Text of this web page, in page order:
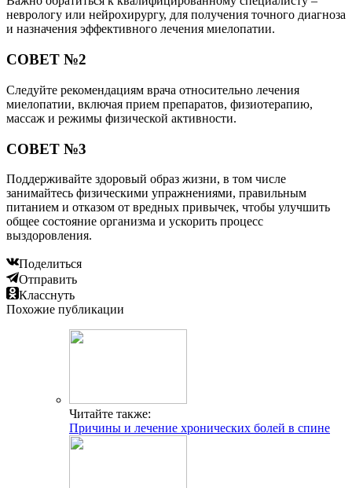
неврологу или нейрохирургу, для получения точного диагноза
и назначения эффективного лечения миелопатии.
СОВЕТ №2
Следуйте рекомендациям врача относительно лечения
миелопатии, включая прием препаратов, физиотерапию,
массаж и режимы физической активности.
СОВЕТ №3
Поддерживайте здоровый образ жизни, в том числе
занимайтесь физическими упражнениями, правильным
питанием и отказом от вредных привычек, чтобы улучшить
общее состояние организма и ускорить процесс
выздоровления.
Поделиться
Отправить
Класснуть
Похожие публикации
Читайте также:
Причины и лечение хронических болей в спине